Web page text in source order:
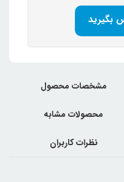
بگیرید
مشخصات محصول
محصولات مشابه
نظرات کاربران